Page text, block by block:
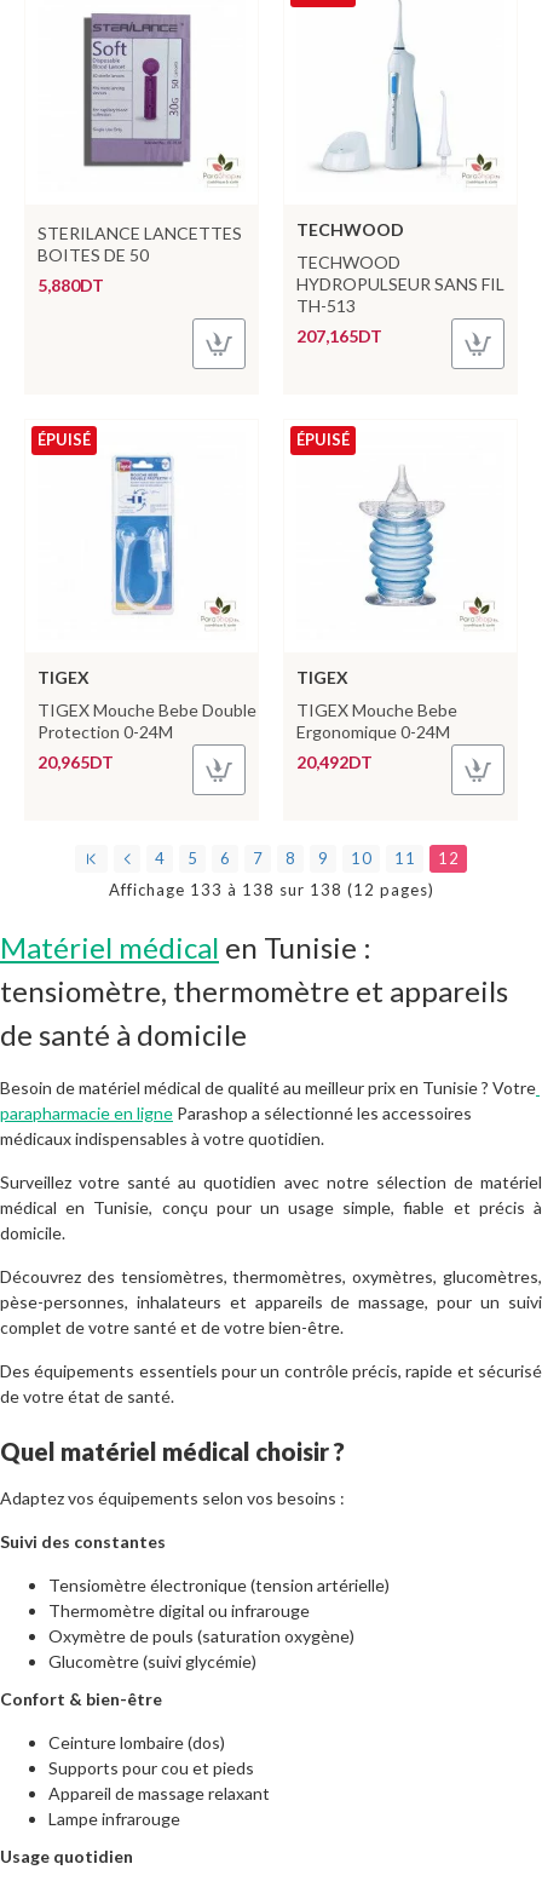
STERILANCE LANCETTES
BOITES DE 50
5,880DT
TECHWOOD
TECHWOOD
HYDROPULSEUR SANS FIL
TH-513
207,165DT
ÉPUISÉ
TIGEX
TIGEX Mouche Bebe Double
Protection 0-24M
20,965DT
ÉPUISÉ
TIGEX
TIGEX Mouche Bebe
Ergonomique 0-24M
20,492DT
4 5 6 7 8 9 10 11
12
Affichage 133 à 138 sur 138 (12 pages)
Matériel médical en Tunisie :
tensiomètre, thermomètre et appareils
de santé à domicile
Besoin de matériel médical de qualité au meilleur prix en Tunisie ? Votre
parapharmacie en ligne Parashop a sélectionné les accessoires
médicaux indispensables à votre quotidien.
Surveillez votre santé au quotidien avec notre sélection de matériel
médical en Tunisie, conçu pour un usage simple, fiable et précis à
domicile.
Découvrez des tensiomètres, thermomètres, oxymètres, glucomètres,
pèse-personnes, inhalateurs et appareils de massage, pour un suivi
complet de votre santé et de votre bien-être.
Des équipements essentiels pour un contrôle précis, rapide et sécurisé
de votre état de santé.
Quel matériel médical choisir ?
Adaptez vos équipements selon vos besoins :
Suivi des constantes
Tensiomètre électronique (tension artérielle)
Thermomètre digital ou infrarouge
Oxymètre de pouls (saturation oxygène)
Glucomètre (suivi glycémie)
Confort & bien-être
Ceinture lombaire (dos)
Supports pour cou et pieds
Appareil de massage relaxant
Lampe infrarouge
Usage quotidien